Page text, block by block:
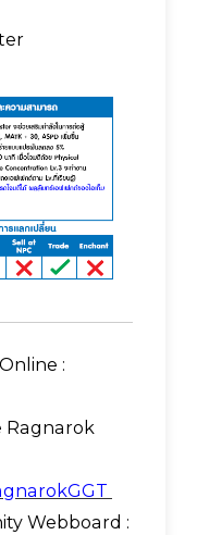
:
Ragnarok
Webboard :